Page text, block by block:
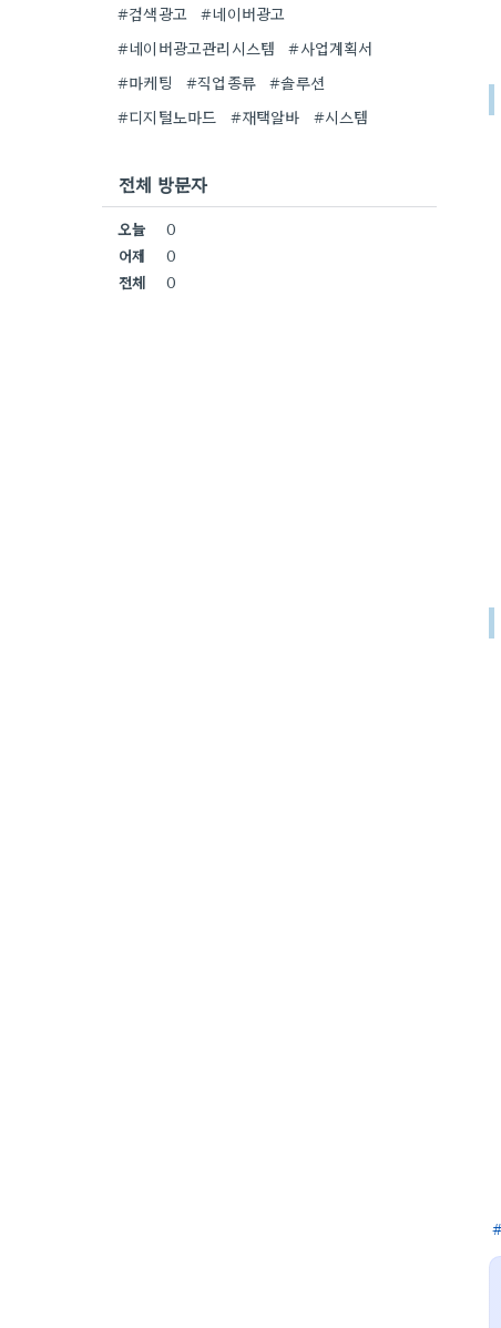
#검색광고
#네이버광고
#네이버광고관리시스템
#사업계획서
#마케팅
#직업종류
#솔루션
#디지털노마드
#재택알바 #시스템
전체 방문자
오늘
0
어제
0
전체
0